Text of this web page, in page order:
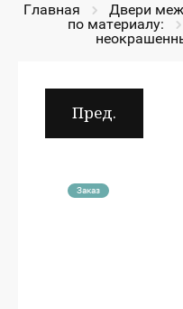
Главная Двери
по материалу:
Пред.
Заказ